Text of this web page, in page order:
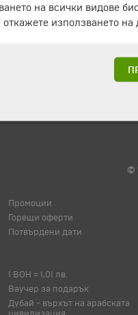
©
Промоции
Горещи оферти
Потвърдени дати
1 BOH = 1,01 лв.
Ваучер за подарък
Дубай - върхът на арабската
на всички видове
откажете използването